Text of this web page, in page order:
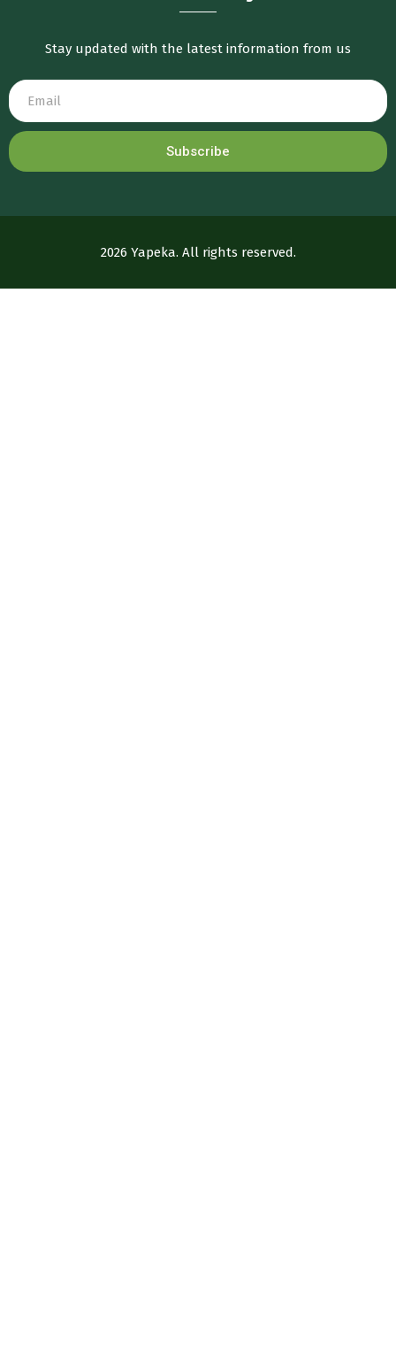
Stay updated with the latest information from us
Subscribe
2026 Yapeka. All rights reserved.